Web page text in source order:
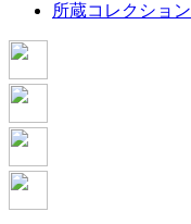
所蔵コレクション